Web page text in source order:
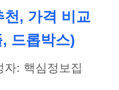
, 가격 비교
드롭박스)
자: 핵심정보집